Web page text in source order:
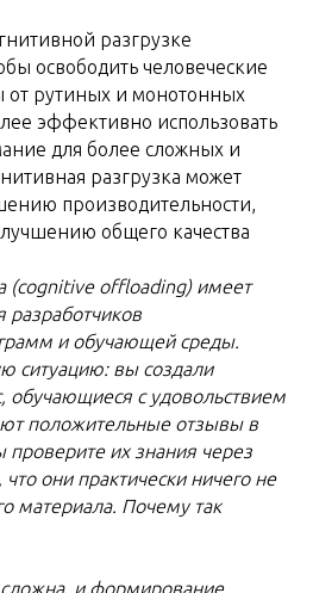
разгрузке
освободить человеческие
от рутиных и монотонных
эффективно использовать
для более сложных и
разгрузка может
производительности,
общего качества
(cognitive offloading) имеет
разработчиков
и обучающей среды.
ситуацию: вы создали
обучающиеся с удовольствием
положительные отзывы в
их знания через
они практически ничего не
материала. Почему так
и формирование